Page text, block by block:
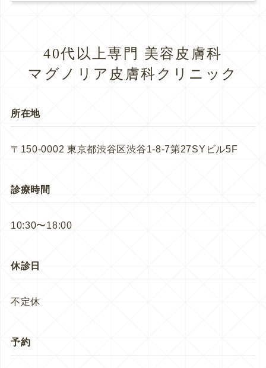
40代以上専門 美容皮膚科
マグノリア皮膚科クリニック
所在地
〒150-0002 東京都渋谷区渋谷1-8-7第27SYビル5F
診療時間
10:30〜18:00
休診日
不定休
予約